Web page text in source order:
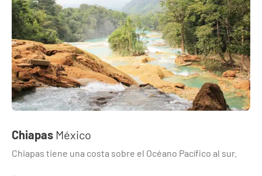
Chiapas México
Chiapas tiene una costa sobre el Océano Pacífico al sur.